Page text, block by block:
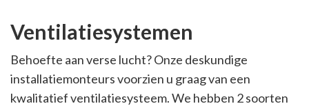
Ventilatiesystemen
Behoefte aan verse lucht? Onze deskundige
installatiemonteurs voorzien u graag van een
kwalitatief ventilatiesysteem. We hebben 2 soorten